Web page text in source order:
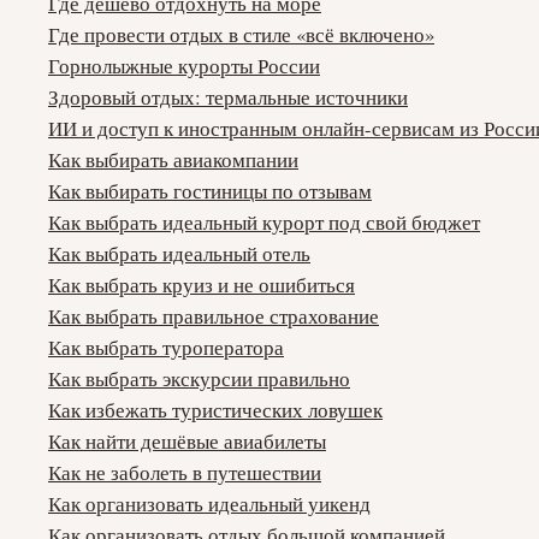
Где провести отдых в стиле «всё включено»
Горнолыжные курорты России
Здоровый отдых: термальные источники
ИИ и доступ к иностранным онлайн-сервисам из
Как выбирать авиакомпании
Как выбирать гостиницы по отзывам
Как выбрать идеальный курорт под свой бюджет
Как выбрать идеальный отель
Как выбрать круиз и не ошибиться
Как выбрать правильное страхование
Как выбрать туроператора
Как выбрать экскурсии правильно
Как избежать туристических ловушек
Как найти дешёвые авиабилеты
Как не заболеть в путешествии
Как организовать идеальный уикенд